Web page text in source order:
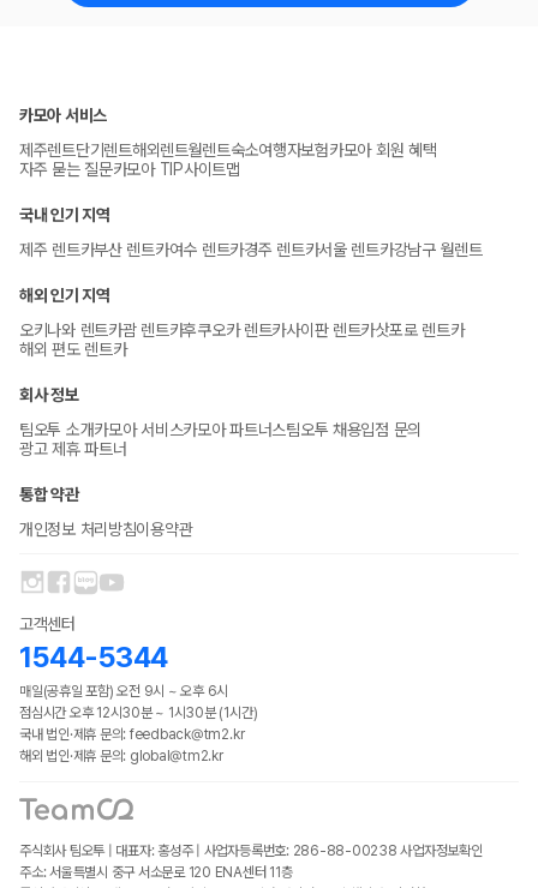
카모아 서비스
제주렌트단기렌트해외렌트월렌트숙소여행자보험카모아 회원 혜택
자주 묻는 질문카모아 TIP사이트맵
국내 인기 지역
제주 렌트카부산 렌트카여수 렌트카경주 렌트카서울 렌트카강남구 월렌트
해외 인기 지역
오키나와 렌트카괌 렌트카후쿠오카 렌트카사이판 렌트카삿포로 렌트카
해외 편도 렌트카
회사 정보
팀오투 소개카모아 서비스카모아 파트너스팀오투 채용입점 문의
광고 제휴 파트너
통합 약관
개인정보 처리방침이용약관
고객센터
1544-5344
매일(공휴일 포함) 오전 9시 ~ 오후 6시
점심시간 오후 12시30분 ~ 1시30분 (1시간)
국내 법인·제휴 문의: feedback@tm2.kr
해외 법인·제휴 문의: global@tm2.kr
주식회사 팀오투 | 대표자: 홍성주 | 사업자등록번호: 286-88-00238 사업자정보확인
주소: 서울특별시 중구 서소문로 120 ENA센터 11층